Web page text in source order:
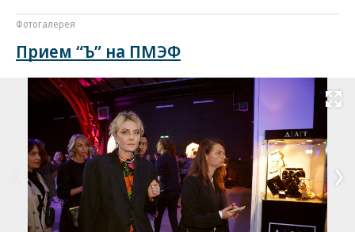
Фотогалерея
Прием “Ъ” на ПМЭФ
Развернуть